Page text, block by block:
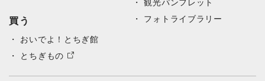
買う
おいでよ！とちぎ館
とちぎもの
観光パンフレット
フォトライブラリー